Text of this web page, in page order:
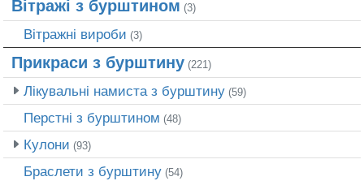
Вітражі з бурштином (3)
Вітражні вироби (3)
Прикраси з бурштину (221)
Лікувальні намиста з бурштину (59)
Перстні з бурштином (48)
Кулони (93)
Браслети з бурштину (54)